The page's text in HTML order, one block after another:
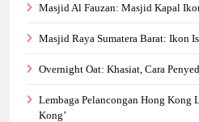
Masjid Al Fauzan: Masjid Kapal
Masjid Raya Sumatera Barat: Ikon
Overnight Oat: Khasiat, Cara
Lembaga Pelancongan Hong Kong
Kong’